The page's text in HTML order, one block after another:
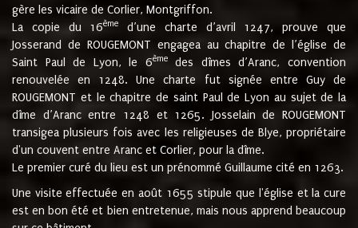
gère les vicaire de Corlier, Montgriffon.
La copie du 16ème
d’une charte d’avril 1247, prouve que
Josserand de ROUGEMONT engagea au chapitre de l’église de
Saint Paul de Lyon, le 6èmedes dîmes d’Aranc, convention
renouvelée en 1248. Une charte fut signée entre Guy de
ROUGEMONT et le chapitre de saint Paul de Lyon au sujet de la
dîme d’Aranc entre 1248 et 1265. Josselain de ROUGEMONT
transigea plusieurs fois avec les religieuses de Blye, propriétaire
d'un couvent entre Aranc et Corlier, pour la dîme.
Le premier curé du lieu est un prénommé Guillaume cité en 1263.
Une visite effectuée en août 1655 stipule que l'église et la cure
est en bon été et bien entretenue, mais nous apprend beaucoup